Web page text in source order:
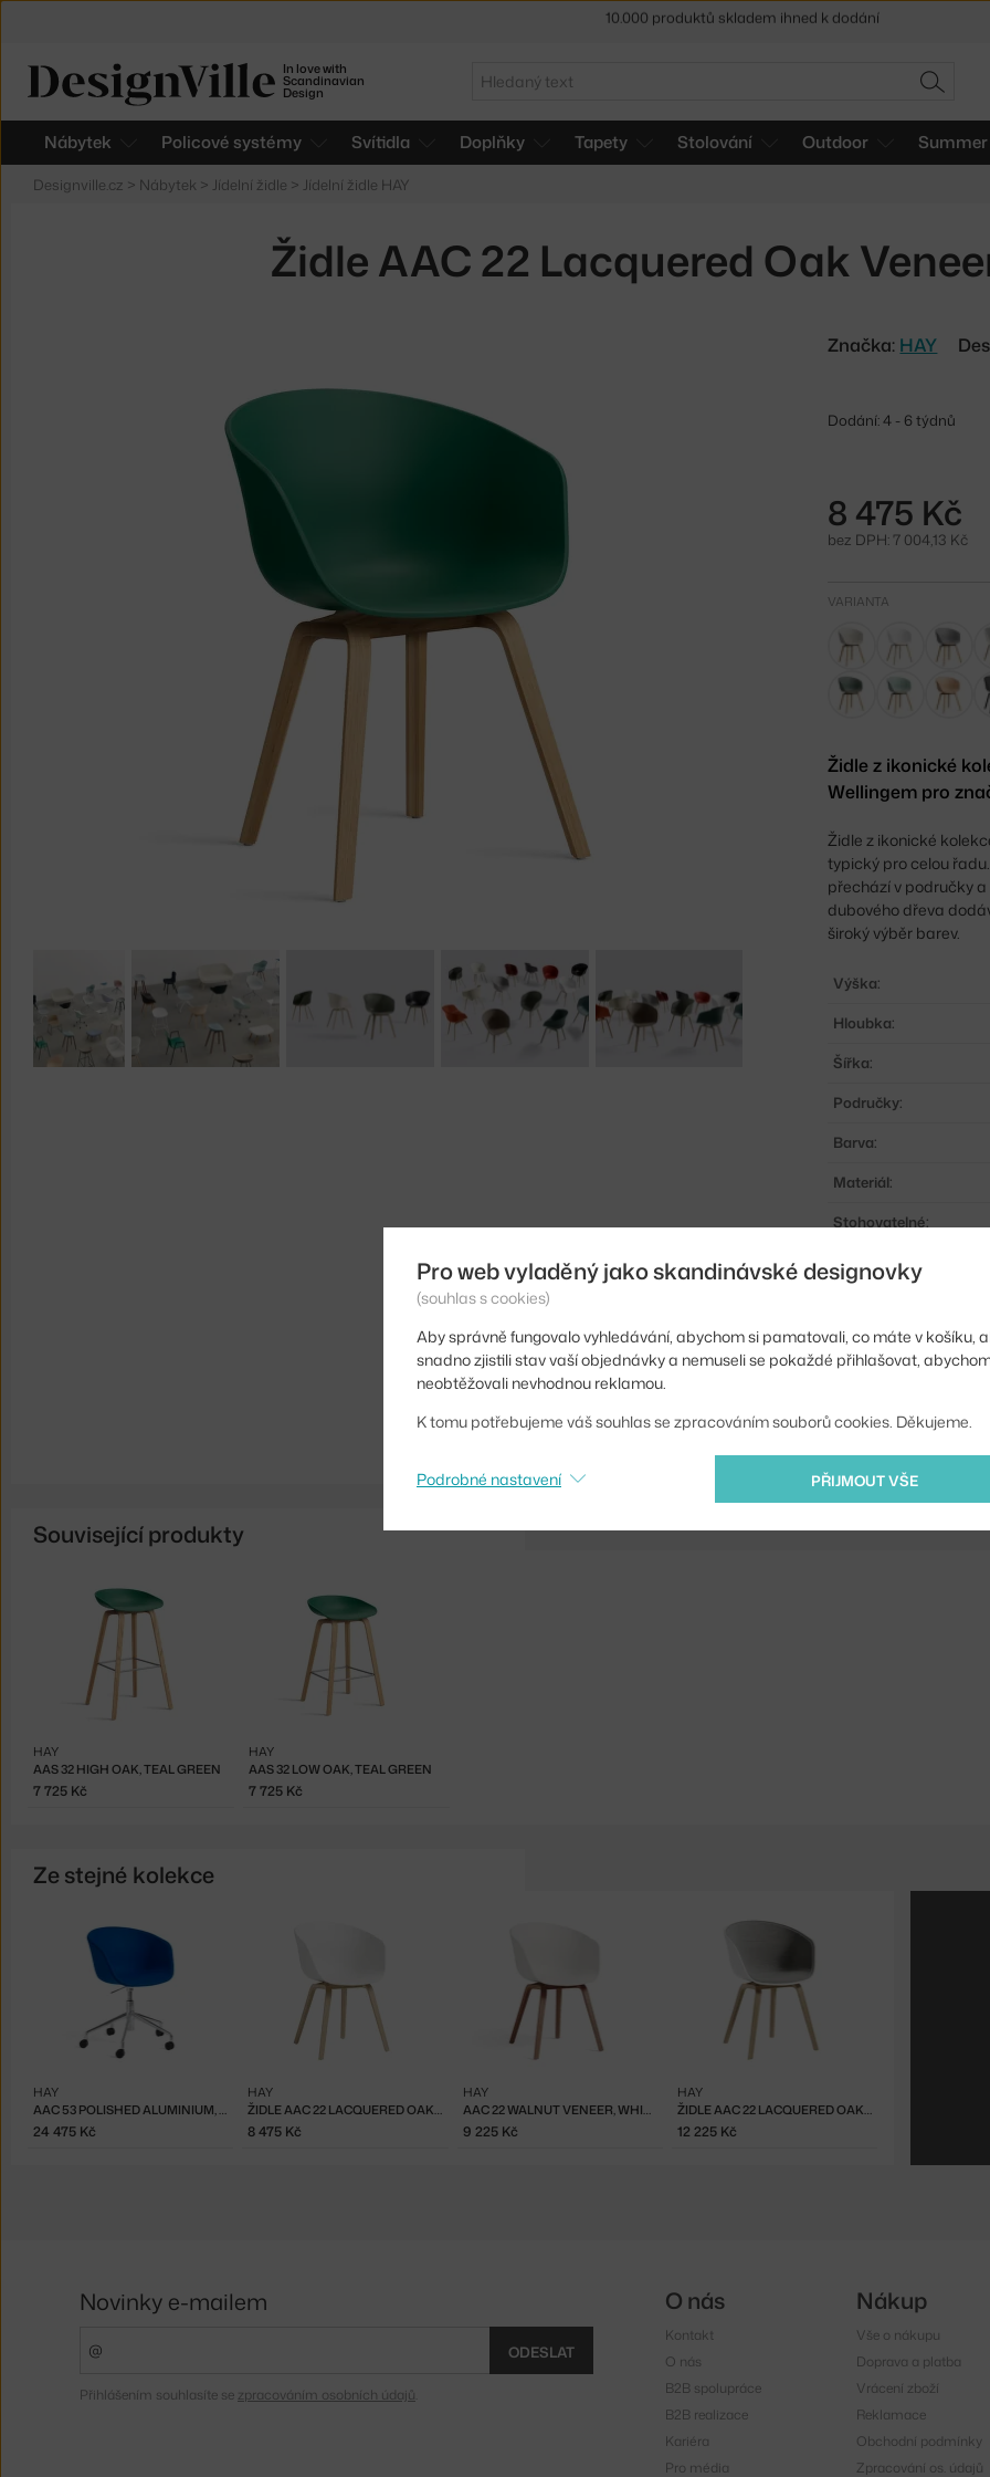
In love with
Scandinavian
Design
Hledat
HLEDAT
Nábytek Policové systémy Svítidla Doplňky Tapety Stolování Outdoor Summer
Designville.cz > Nábytek > Jídelní židle > Jídelní židle HAY
Židle AAC 22 Lacquered Oak
Značka: HAY
Dodání: 4 - 6 týdnů
8 475 Kč
bez DPH: 7 004,13 Kč
VARIANTA
Židle z ikonické
Wellingem pro
Židle z ikonické
typický pro celou
přechází v područky
dubového dřeva
široký výběr barev.
Výška:
Hloubka:
Šířka:
Područky:
Barva:
Materiál:
Stohovatelné:
Sedák:
Kód produktu
Shopping from the
Související produkty
AAS 32 HIGH OAK, TEAL GREEN
HAY
7 725 Kč
AAS 32 LOW OAK, TEAL GREEN
HAY
7 725 Kč
Ze stejné kolekce
AAC 53 POLISHED ALUMINIUM, DIVINA 756
HAY
24 475 Kč
ŽIDLE AAC 22 LACQUERED OAK VENEER, WHITE 2.0
HAY
8 475 Kč
AAC 22 WALNUT VENEER, WHITE
HAY
9 225 Kč
ŽIDLE AAC 22 LACQUERED OAK VENEER, WHITE 2.0 / REMIX 123
HAY
12 225 Kč
Sleva 5 % pro odběratelenewsletteru
Pro web vyladěný jako skandinávské designovky
(souhlas s cookies)
Aby správně fungovalo vyhledávání, abychom si pamatovali, co máte v košíku,
snadno zjistili stav vaší objednávky a nemuseli se pokaždé přihlašovat,
neobtěžovali nevhodnou reklamou.
K tomu potřebujeme váš souhlas se zpracováním souborů cookies. Děkujeme.
PŘIJMOUT VŠE
Podrobné nastavení
Novinky e-mailem
ODESLAT
Přihlášením souhlasíte se zpracováním osobních údajů
O nás
Kontakt
O nás
B2B spolupráce
B2B realizace
Kariéra
Pro média
Nákup
Vše o nákupu
Doprava a platba
Vrácení zboží
Reklamace
Obchodní podmínky
Zpracování os. údajů